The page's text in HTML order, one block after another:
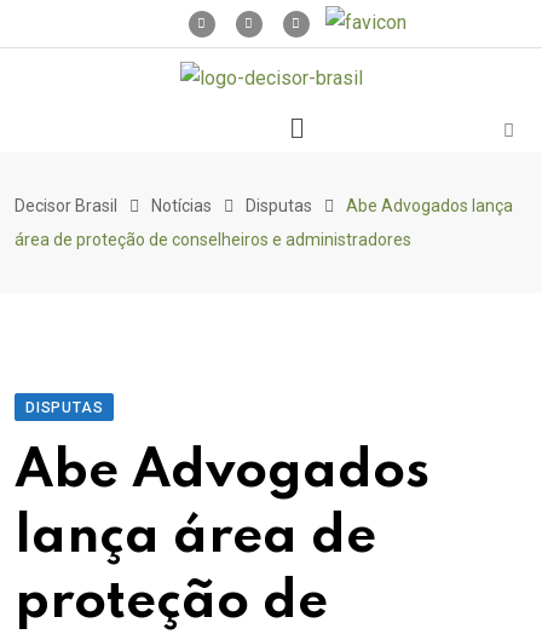
Decisor Brasil Notícias Disputas
Abe Advogados lança
área de proteção de conselheiros e administradores
DISPUTAS
Abe Advogados
lança área de
proteção de